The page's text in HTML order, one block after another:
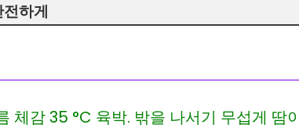
하게
체감 35 °C 육박. 밖을 나서기 무섭게 땀